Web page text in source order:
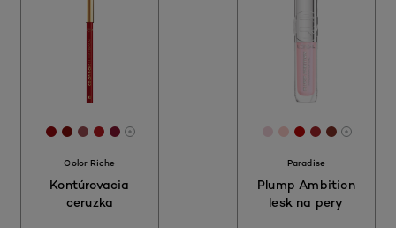
[Color]: #950A0F
[Color]: #820F0A
[Color]: #9c4d53
[Color]: #B6191F
[Color]: #861732
More shades are available
Color Riche
Kontúrovacia
ceruzka
[Color]: #F2D2D9
[Color]:
[Color]:
[Color]:
[Color]:
More
Paradise
Plump Ambition
lesk na pery